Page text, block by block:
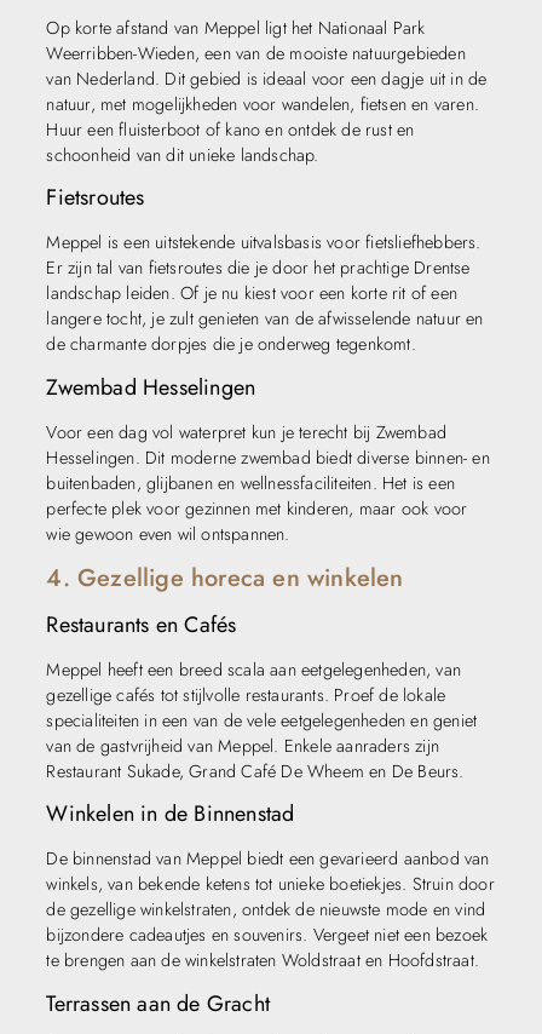
Op korte afstand van Meppel ligt het Nationaal Park
Weerribben-Wieden, een van de mooiste natuurgebieden
van Nederland. Dit gebied is ideaal voor een dagje uit in de
natuur, met mogelijkheden voor wandelen, fietsen en varen.
Huur een fluisterboot of kano en ontdek de rust en
schoonheid van dit unieke landschap.
Fietsroutes
Meppel is een uitstekende uitvalsbasis voor fietsliefhebbers.
Er zijn tal van fietsroutes die je door het prachtige Drentse
landschap leiden. Of je nu kiest voor een korte rit of een
langere tocht, je zult genieten van de afwisselende natuur en
de charmante dorpjes die je onderweg tegenkomt.
Zwembad Hesselingen
Voor een dag vol waterpret kun je terecht bij Zwembad
Hesselingen. Dit moderne zwembad biedt diverse binnen- en
buitenbaden, glijbanen en wellnessfaciliteiten. Het is een
perfecte plek voor gezinnen met kinderen, maar ook voor
wie gewoon even wil ontspannen.
4. Gezellige horeca en winkelen
Restaurants en Cafés
Meppel heeft een breed scala aan eetgelegenheden, van
gezellige cafés tot stijlvolle restaurants. Proef de lokale
specialiteiten in een van de vele eetgelegenheden en geniet
van de gastvrijheid van Meppel. Enkele aanraders zijn
Restaurant Sukade, Grand Café De Wheem en De Beurs.
Winkelen in de Binnenstad
De binnenstad van Meppel biedt een gevarieerd aanbod van
winkels, van bekende ketens tot unieke boetiekjes. Struin door
de gezellige winkelstraten, ontdek de nieuwste mode en vind
bijzondere cadeautjes en souvenirs. Vergeet niet een bezoek
te brengen aan de winkelstraten Woldstraat en Hoofdstraat.
Terrassen aan de Gracht